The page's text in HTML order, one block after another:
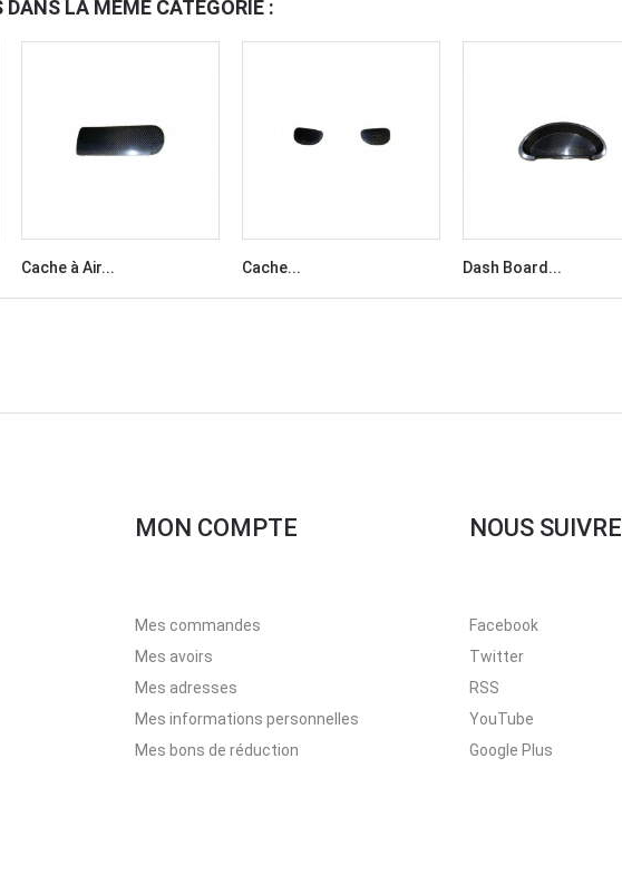
LA MÊME CATÉGORIE :
Cache à Air... Cache... Dash Board...
MON COMPTE
Mes commandes
Mes avoirs
Mes adresses
Mes informations personnelles
Mes bons de réduction
NOUS SUIVRE
Facebook
Twitter
RSS
YouTube
Google Plus